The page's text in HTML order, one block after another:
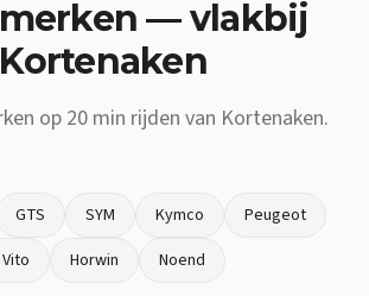
— vlakbij
Kortenaken
op 20 min rijden van Kortenaken.
GTS SYM Kymco
Peugeot
Vito
Horwin Noend